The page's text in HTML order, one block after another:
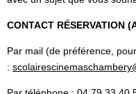
CONTACT RÉSERVATION
Par mail (de préférence,
: